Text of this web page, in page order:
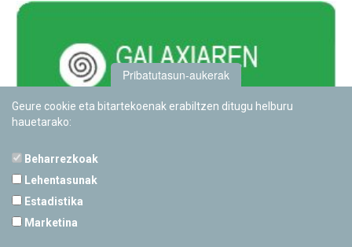
Pribatutasun-aukerak
Geure cookie eta bitartekoenak erabiltzen ditugu helburu
hauetarako:
Beharrezkoak
Lehentasunak
Estadistika
Marketina